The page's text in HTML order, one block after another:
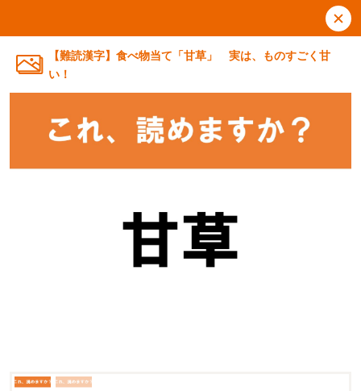
【難読漢字】食べ物当て「甘草」 実は、ものすごく甘
い！